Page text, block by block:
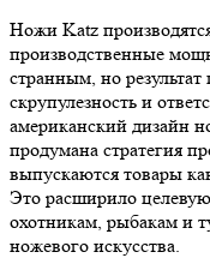
Ножи Katz
производственные
странным, но
скрупулезность и
американский дизайн
продумана стратегия
выпускаются товары
Это расширило
охотникам, рыбакам и
ножевого искусства.